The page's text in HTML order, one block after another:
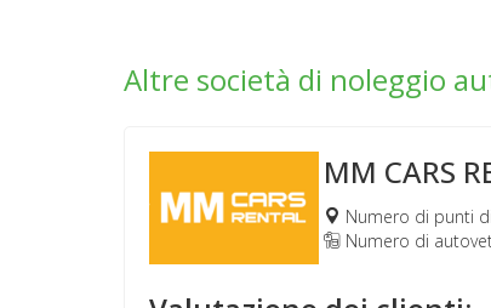
Altre società di noleggio
MM CARS
Numero di punti
Numero di